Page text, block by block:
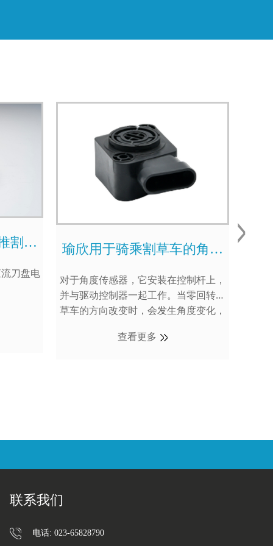
割草
刀盘电
瑜欣用于骑乘割草车的角度
对于角度传感器，它安装在控制杆上，
并与驱动控制器一起工作。当零回转割
草车的方向改变时，会发生角度变化，
驱动控制器可以根据电压变化控制油门
查看更多
联系我们
电话: 023-65828790